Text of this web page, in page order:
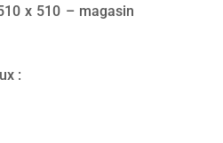
x 510 – magasin
: